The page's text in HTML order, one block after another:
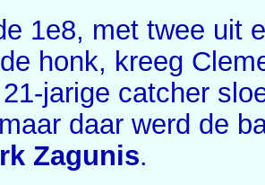
1e8, met twee uit
honk, kreeg
jarige catcher
daar werd de
Zagunis.